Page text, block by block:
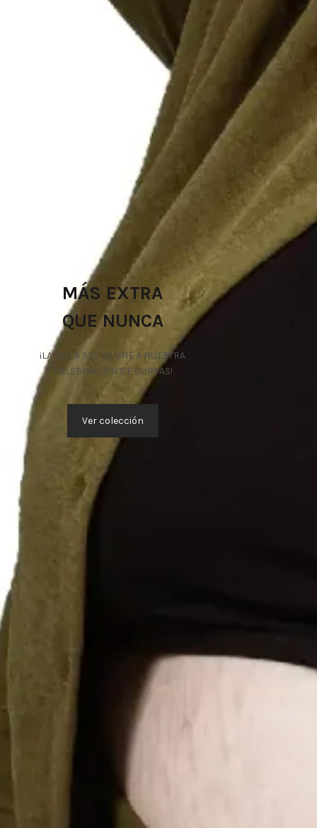
MÁS EXTRA
QUE NUNCA
¡LA TALLA 5XL SE UNE A NUESTRA
CELEBRACIÓN DE CURVAS!
Ver colección